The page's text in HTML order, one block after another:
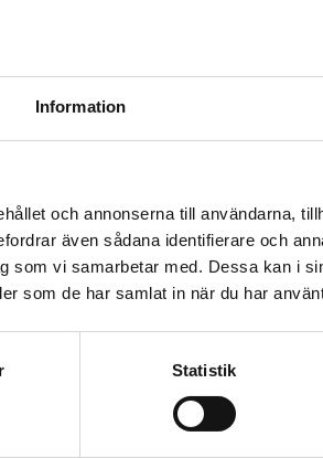
Information
och annonserna till användarna,
även sådana identifierare och
som vi samarbetar med. Dessa kan i
som de har samlat in när du har
Statistik